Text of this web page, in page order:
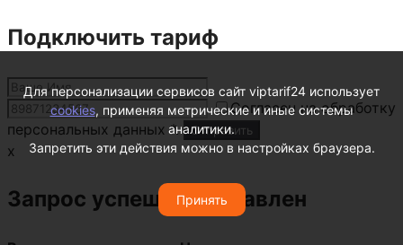
Подключить тариф
Согласен на обработку
персональных данных *.
x
Запрос успешно отправлен
Для персонализации сервисов сайт viptarif24 использует
cookies, применяя метрические и иные системы
аналитики.
Запретить эти действия можно в настройках браузера.
Принять